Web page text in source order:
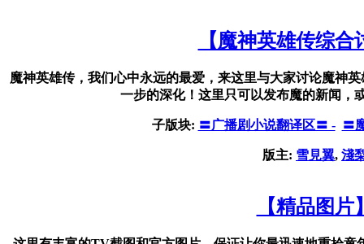
【魔神英雄传综合
魔神英雄传，我们心中永远的最爱，来这里与大家讨论魔神
一步的深化！这里只可以发布魔的新闻，
子版块: 〓广播剧小说翻译区〓 - 〓
版主: 雪見翼, 淺
【精品图片